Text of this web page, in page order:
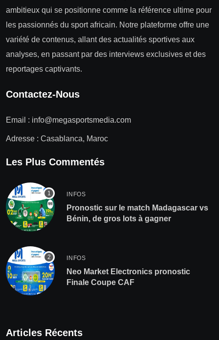
ambitieux qui se positionne comme la référence ultime pour
les passionnés du sport africain. Notre plateforme offre une
variété de contenus, allant des actualités sportives aux
analyses, en passant par des interviews exclusives et des
reportages captivants.
Contactez-Nous
Email : info@megasportsmedia.com
Adresse : Casablanca, Maroc
Les Plus Commentés
INFOS
Pronostic sur le match Madagascar vs
Bénin, de gros lots à gagner
INFOS
Neo Market Electronics pronostic
Finale Coupe CAF
Articles Récents